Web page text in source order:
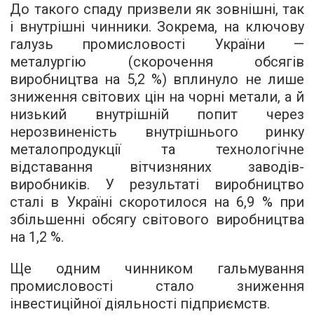
До такого спаду призвели як зовнішні, так
і внутрішні чинники. Зокрема, на ключову
галузь промисловості України —
металургію (скорочення обсягів
виробництва на 5,2 %) вплинуло не лише
зниження світових цін на чорні метали, а й
низький внутрішній попит через
нерозвиненість внутрішнього ринку
металопродукції та технологічне
відставання вітчизняних заводів-
виробників. У результаті виробництво
сталі в Україні скоротилося на 6,9 % при
збільшенні обсягу світового виробництва
на 1,2 %.
Ще одним чинником гальмування
промисловості стало зниження
інвестиційної діяльності підприємств.